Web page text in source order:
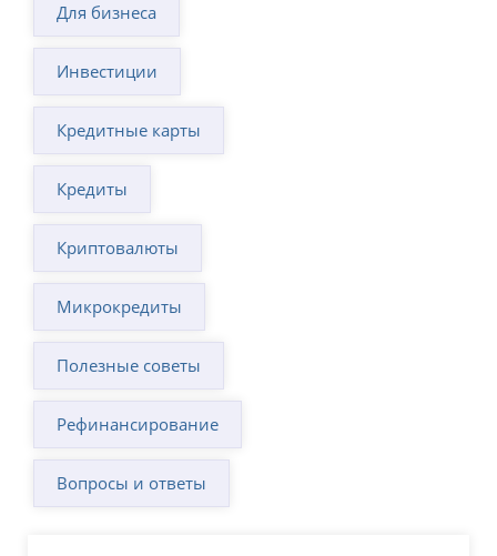
Для бизнеса
Инвестиции
Кредитные карты
Кредиты
Криптовалюты
Микрокредиты
Полезные советы
Рефинансирование
Вопросы и ответы